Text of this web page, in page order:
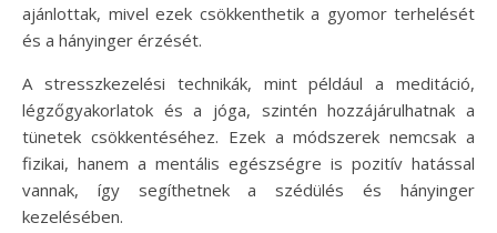
ajánlottak, mivel ezek csökkenthetik a gyomor terhelését
és a hányinger érzését.
A stresszkezelési technikák, mint például a meditáció,
légzőgyakorlatok és a jóga, szintén hozzájárulhatnak a
tünetek csökkentéséhez. Ezek a módszerek nemcsak a
fizikai, hanem a mentális egészségre is pozitív hatással
vannak, így segíthetnek a szédülés és hányinger
kezelésében.